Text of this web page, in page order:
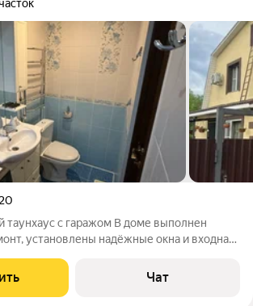
20
таунхаус с гаражом В доме выполнен
установлены надёжные окна и входная
всей семьёй, а также изолированные
Чат